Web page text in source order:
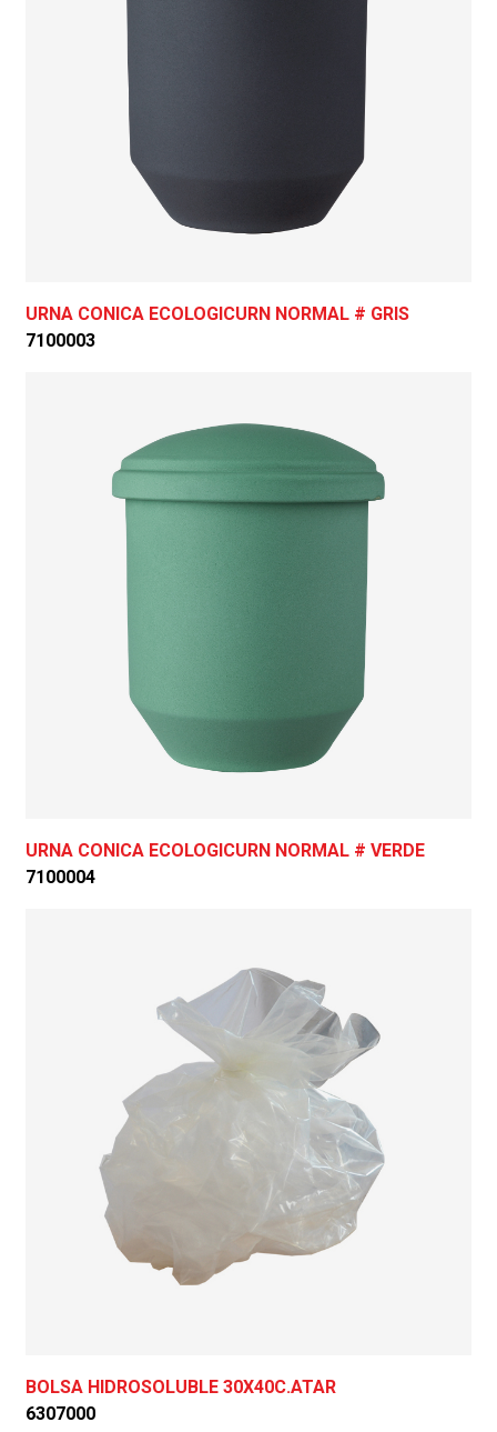
URNA CONICA ECOLOGICURN NORMAL # GRIS
7100003
URNA CONICA ECOLOGICURN NORMAL # VERDE
7100004
BOLSA HIDROSOLUBLE 30X40C.ATAR
6307000